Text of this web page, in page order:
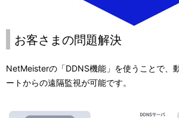
お客さまの問題解決
NetMeisterの「DDNS機能」を使うことで、
ートからの遠隔監視が可能です。